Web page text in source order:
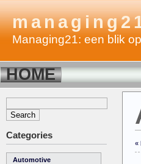
Managing21: een blik
HOME
Categories
Automotive
«